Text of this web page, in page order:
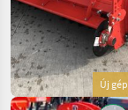
Új gép